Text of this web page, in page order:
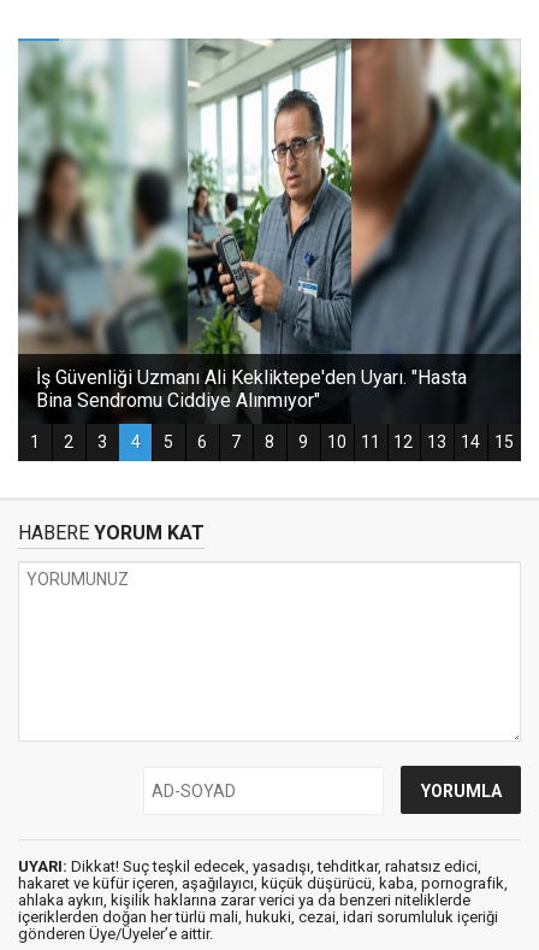
HABERE YORUM KAT
UYARI: Dikkat! Suç teşkil edecek, yasadışı, tehditkar, rahatsız edici,
hakaret ve küfür içeren, aşağılayıcı, küçük düşürücü, kaba, pornografik,
ahlaka aykırı, kişilik haklarına zarar verici ya da benzeri niteliklerde
içeriklerden doğan her türlü mali, hukuki, cezai, idari sorumluluk içeriği
gönderen Üye/Üyeler’e aittir.